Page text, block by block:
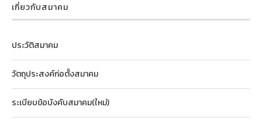
เกี่ยวกับสมาคม
ประวัติสมาคม
วัตถุประสงค์ก่อตั้งสมาคม
ระเบียบข้อบังคับสมาคม(ใหม่)